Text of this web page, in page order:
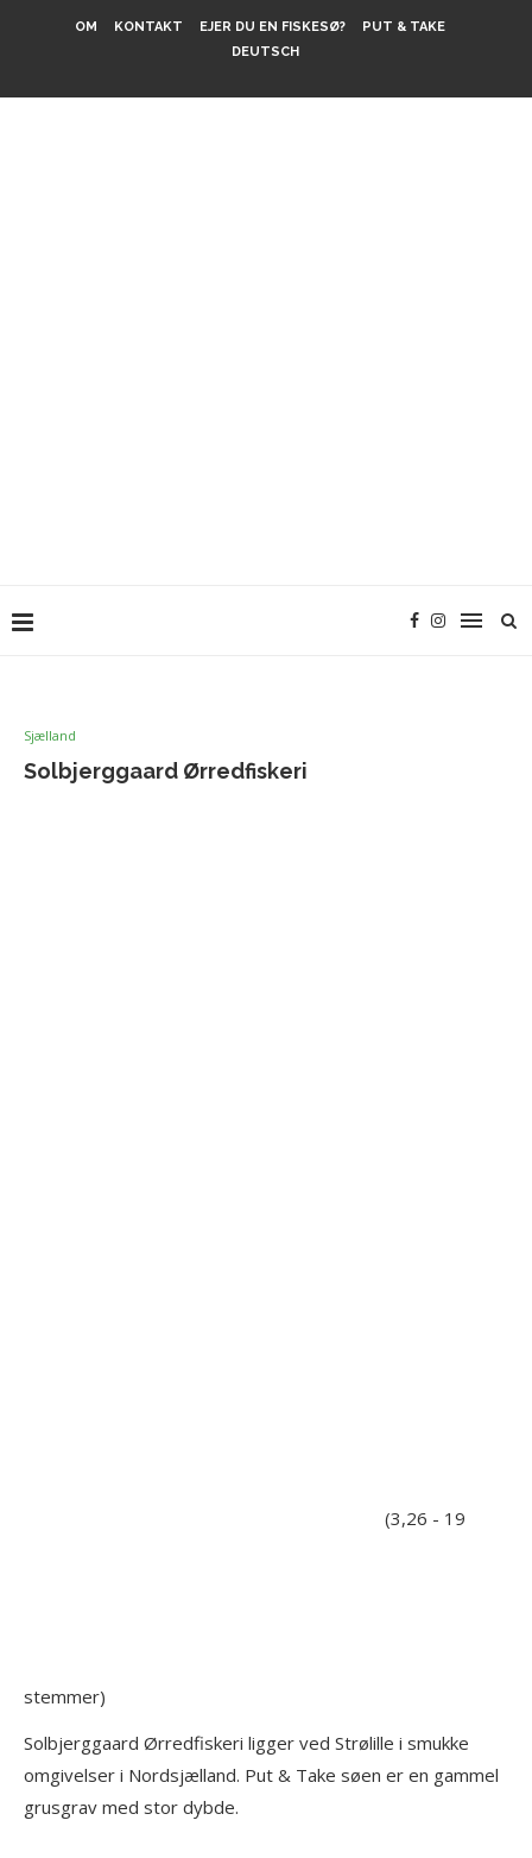
OM KONTAKT EJER DU EN FISKESØ?
PUT & TAKE
DEUTSCH
Sjælland
Solbjerggaard Ørredfiskeri
(3,26 - 19
stemmer)
Solbjerggaard Ørredfiskeri ligger ved Strølille i smukke
omgivelser i Nordsjælland. Put & Take søen er en gammel
grusgrav med stor dybde.